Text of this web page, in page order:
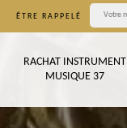
ÊTRE RAPPELÉ
RACHAT INSTRUMENT
MUSIQUE 37